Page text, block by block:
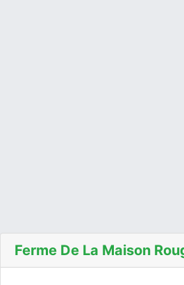
Ferme De La Maison